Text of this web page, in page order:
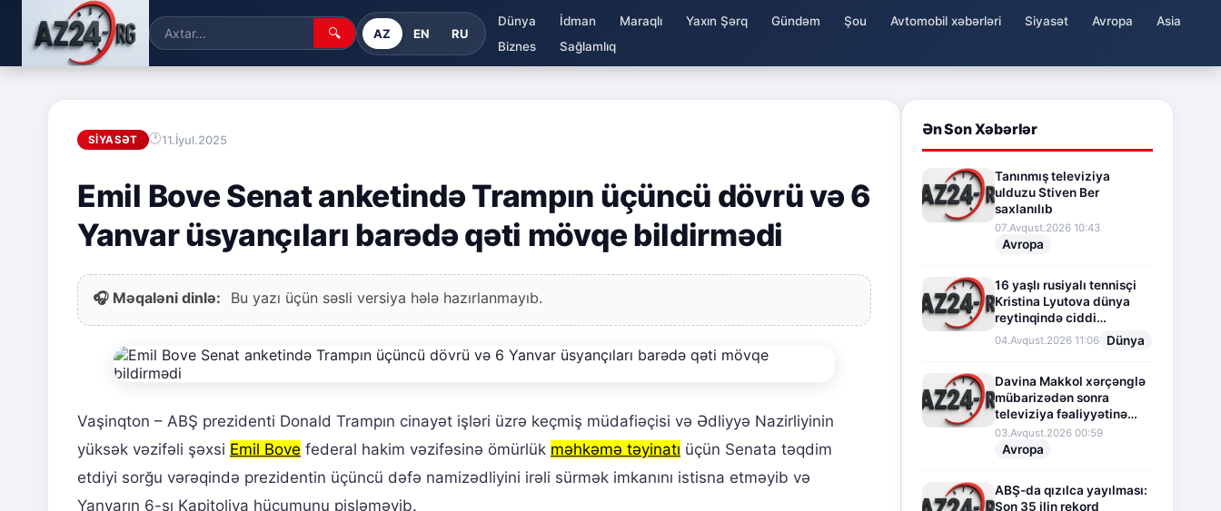
🔍 AZ EN RU
Dünya İdman Maraqlı Yaxın Şərq Gündəm Şou Avtomobil xəbərləri Siyasət Avropa
Asia
Biznes
Sağlamlıq
SIYASƏT 11.İyul.2025
Emil Bove Senat anketində Trampın üçüncü dövrü və 6
Yanvar üsyançıları barədə qəti mövqe bildirmədi
🎧 Məqaləni dinlə: Bu yazı üçün səsli versiya hələ hazırlanmayıb.
Vaşinqton – ABŞ prezidenti Donald Trampın cinayət işləri üzrə keçmiş müdafiəçisi və Ədliyyə Nazirliyinin
yüksək vəzifəli şəxsi Emil Bove federal hakim vəzifəsinə ömürlük məhkəmə təyinatı üçün Senata təqdim
etdiyi sorğu vərəqində prezidentin üçüncü dəfə namizədliyini irəli sürmək imkanını istisna etməyib və
Yanvarın 6-sı Kapitoliya hücumunu pisləməyib.
Ən Son Xəbərlər
Tanınmış televiziya
ulduzu Stiven Ber
saxlanılıb
07.Avqust.2026 10:43
Avropa
16 yaşlı rusiyalı tennisçi
Kristina Lyutova dünya
reytinqində ciddi
irəliləyişə imza atdı
04.Avqust.2026 11:06 Dünya
Davina Makkol xərçənglə
mübarizədən sonra
televiziya fəaliyyətinə
fasilə verir
03.Avqust.2026 00:59
Avropa
ABŞ-da qızılca yayılması:
Son 35 ilin rekord